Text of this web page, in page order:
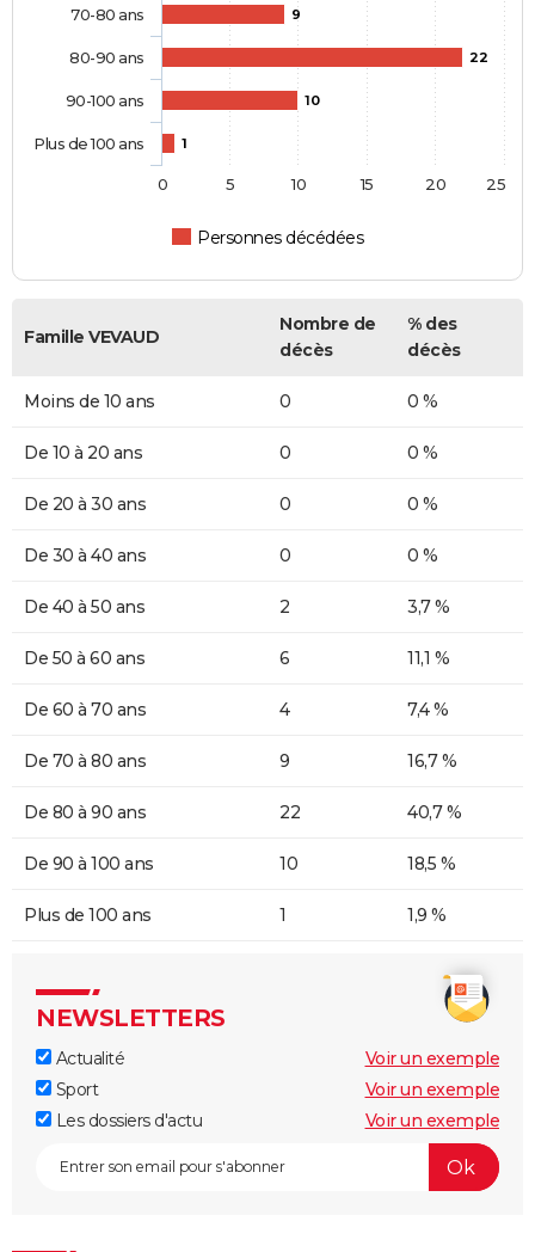
9
22
10
1
Personnes décédées
70-80 ans
80-90 ans
90-100 ans
Plus de 100 ans
0 5 10 15 20 25
Famille VEVAUD
Nombre de
décès
% des
décès
Moins de 10 ans 0 0 %
De 10 à 20 ans 0 0 %
De 20 à 30 ans 0 0 %
De 30 à 40 ans 0 0 %
De 40 à 50 ans 2 3,7 %
De 50 à 60 ans 6 11,1 %
De 60 à 70 ans 4 7,4 %
De 70 à 80 ans 9 16,7 %
De 80 à 90 ans 22 40,7 %
De 90 à 100 ans 10 18,5 %
Plus de 100 ans 1 1,9 %
NEWSLETTERS
Actualité
Voir un exemple
Sport
Voir un exemple
Les dossiers d'actu
Voir un exemple